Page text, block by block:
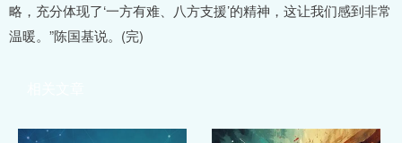
略，充分体现了‘一方有难、八方支援’的精神，这让我们感到非常
温暖。”陈国基说。(完)